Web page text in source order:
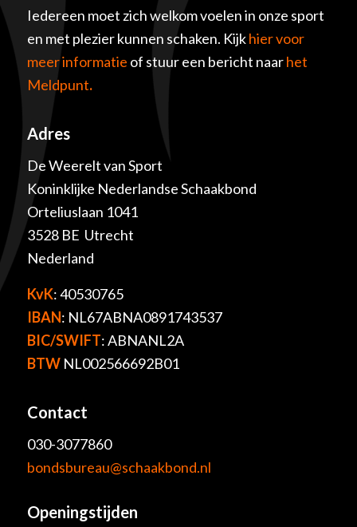
Iedereen moet zich welkom voelen in onze sport
en met plezier kunnen schaken. Kijkhier voor
meer informatie of stuur een bericht naarhet
Meldpunt.
Adres
De Weerelt van Sport
Koninklijke Nederlandse Schaakbond
Orteliuslaan 1041
3528 BE Utrecht
Nederland
KvK: 40530765
IBAN: NL67ABNA0891743537
BIC/SWIFT: ABNANL2A
BTWNL002566692B01
Contact
030-3077860
bondsbureau@schaakbond.nl
Openingstijden